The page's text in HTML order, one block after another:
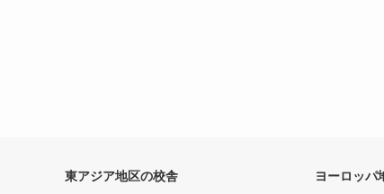
東アジア地区の校舎
ヨーロッパ